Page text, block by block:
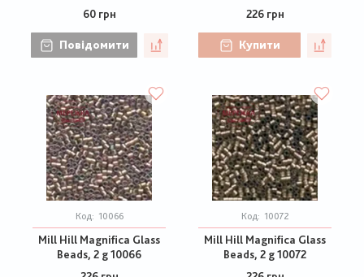
60 грн
Повідомити
226 грн
Купити
Код: 10066
Mill Hill Magnifica Glass
Beads, 2 g 10066
Код: 10072
Mill Hill Magnifica Glass
Beads, 2 g 10072